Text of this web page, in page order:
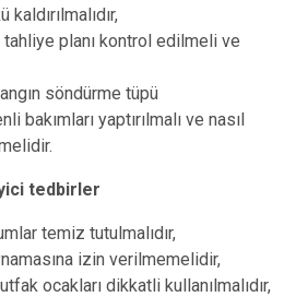
planı kontrol edilmeli ve
söndürme tüpü
bakımları yaptırılmalı ve nasıl
tedbirler
temiz tutulmalıdır,
izin verilmemelidir,
ocakları dikkatli kullanılmalıdır,